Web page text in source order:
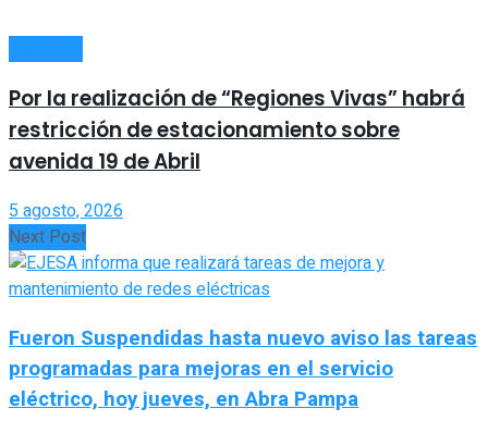
Por la realización de “Regiones Vivas” habrá
restricción de estacionamiento sobre
avenida 19 de Abril
5 agosto, 2026
Next Post
Fueron Suspendidas hasta nuevo aviso las tareas
programadas para mejoras en el servicio
eléctrico, hoy jueves, en Abra Pampa